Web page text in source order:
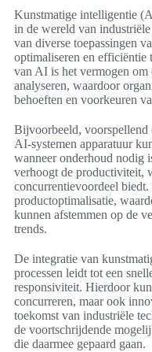
Kunstmatige intelligentie
in de wereld van
van diverse toepassingen
optimaliseren en efficiëntie
van AI is het vermogen om
analyseren, waardoor
behoeften en voorkeuren
Bijvoorbeeld, voorspellend
AI-systemen apparatuur
wanneer onderhoud nodig
verhoogt de productiviteit,
concurrentievoordeel
productoptimalisatie,
kunnen afstemmen op de
trends.
De integratie van
processen leidt tot een
responsiviteit. Hierdoor
concurreren, maar ook
toekomst van industriële
de voortschrijdende
die daarmee gepaard gaan.